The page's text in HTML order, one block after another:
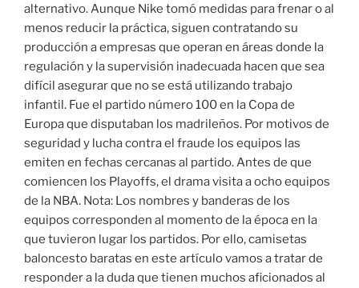
alternativo. Aunque Nike tomó medidas para frenar o al
menos reducir la práctica, siguen contratando su
producción a empresas que operan en áreas donde la
regulación y la supervisión inadecuada hacen que sea
difícil asegurar que no se está utilizando trabajo
infantil. Fue el partido número 100 en la Copa de
Europa que disputaban los madrileños. Por motivos de
seguridad y lucha contra el fraude los equipos las
emiten en fechas cercanas al partido. Antes de que
comiencen los Playoffs, el drama visita a ocho equipos
de la NBA. Nota: Los nombres y banderas de los
equipos corresponden al momento de la época en la
que tuvieron lugar los partidos. Por ello, camisetas
baloncesto baratas en este artículo vamos a tratar de
responder a la duda que tienen muchos aficionados al